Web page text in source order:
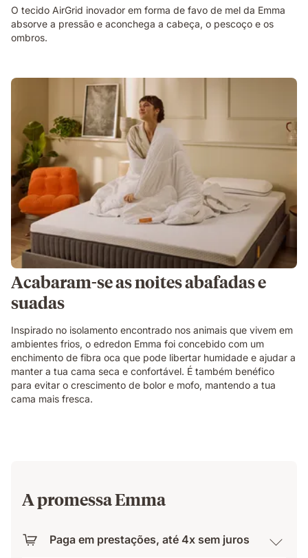
O tecido AirGrid inovador em forma de favo de mel da Emma
absorve a pressão e aconchega a cabeça, o pescoço e os
ombros.
Acabaram-se as noites abafadas e
suadas
Inspirado no isolamento encontrado nos animais que vivem em
ambientes frios, o edredon Emma foi concebido com um
enchimento de fibra oca que pode libertar humidade e ajudar a
manter a tua cama seca e confortável. É também benéfico
para evitar o crescimento de bolor e mofo, mantendo a tua
cama mais fresca.
A promessa Emma
Paga em prestações, até 4x sem juros